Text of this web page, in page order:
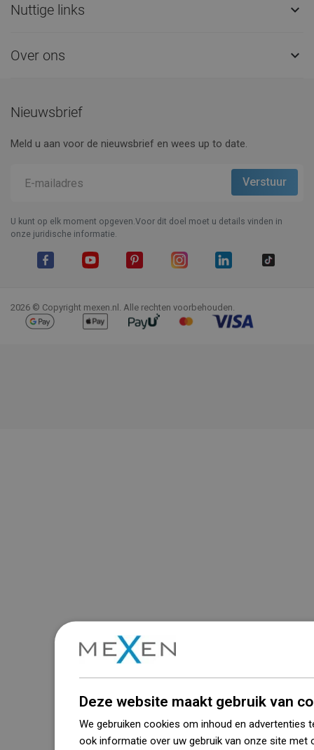
Nuttige links 
Over ons 
Nieuwsbrief
Meld u aan voor de nieuwsbrief en wees up to date.
U kunt op elk moment opgeven.Voor dit doel moet u details vinden in
onze juridische informatie.
2026 © Copyright mexen.nl. Alle rechten voorbehouden.
Deze website maakt gebruik van
We gebruiken cookies om inhoud en advertenties
ook informatie over uw gebruik van onze site met